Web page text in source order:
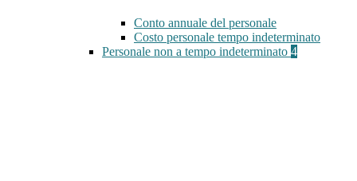
Conto annuale del personale
Costo personale tempo indeterminato
Personale non a tempo indeterminato 4